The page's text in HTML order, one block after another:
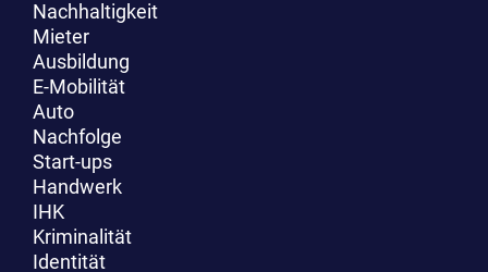
Nachhaltigkeit
Mieter
Ausbildung
E-Mobilität
Auto
Nachfolge
Start-ups
Handwerk
IHK
Kriminalität
Identität